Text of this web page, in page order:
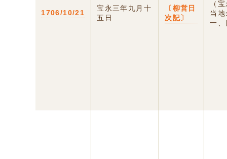
1706/10/21
宝永三年九月十
五日
〔柳営日
次記〕
（
当
一